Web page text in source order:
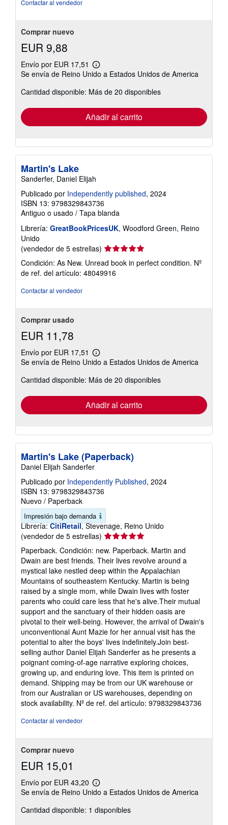
Contactar al vendedor
Comprar nuevo
EUR 9,88
Envío por EUR 17,51
Más
información
las
envío
Se envía de Reino Unido a Estados Unidos de America
Cantidad disponible: Más de 20 disponibles
Añadir al carrito
Martin's Lake
Sanderfer, Daniel Elijah
Publicado por Independently published, 2024
ISBN 13: 9798329843736
Antiguo o usado / Tapa blanda
Librería: GreatBookPricesUK, Woodford Green, Reino
Unido
(vendedor de 5 estrellas) Calificación
del
vendedor:
5
Condición: As New. Unread book in perfect condition. Nº
de ref. del artículo: 48049916
Contactar al vendedor
Comprar usado
EUR 11,78
Envío por EUR 17,51
Más
información
las
envío
Se envía de Reino Unido a Estados Unidos de America
Cantidad disponible: Más de 20 disponibles
Añadir al carrito
Martin's Lake (Paperback)
Daniel Elijah Sanderfer
Publicado por Independently Published, 2024
ISBN 13: 9798329843736
Nuevo / Paperback
Impresión bajo demanda
Librería: CitiRetail, Stevenage, Reino Unido
(vendedor de 5 estrellas) Calificación
vendedor:
5
de
5
estrellas
Paperback. Condición: new. Paperback. Martin and
Dwain are best friends. Their lives revolve around a
mystical lake nestled deep within the Appalachian
Mountains of southeastern Kentucky. Martin is being
raised by a single mom, while Dwain lives with foster
parents who could care less that he's alive.Their mutual
support and the sanctuary of their hidden oasis are
pivotal to their well-being. However, the arrival of Dwain's
unconventional Aunt Mazie for her annual visit has the
potential to alter the boys' lives indefinitely.Join best-
selling author Daniel Elijah Sanderfer as he presents a
poignant coming-of-age narrative exploring choices,
growing up, and enduring love. This item is printed on
demand. Shipping may be from our UK warehouse or
from our Australian or US warehouses, depending on
stock availability. Nº de ref. del artículo: 9798329843736
Contactar al vendedor
Comprar nuevo
EUR 15,01
Envío por EUR 43,20
Más
información
las
tarifas
Se envía de Reino Unido a Estados Unidos de America
Cantidad disponible: 1 disponibles